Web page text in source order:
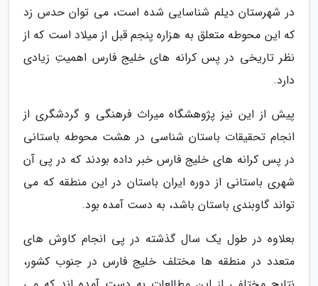
در شهرستان دیلم شناسایی شده است، می توان حدس زد
که این محوطه متعلق به هزاره پنجم قبل از میلاد است که از
نظر تاریخی در پس کرانه های خلیج فارس اهمیتِ زیادی
دارد.
پیش از این نیز پژوهشگاه میراث فرهنگی و گردشگری از
انجام تحقیقات باستان شناسی در هشت محوطه باستانی
در پس کرانه های خلیج فارس خبر داده بودند که در پی آن
شهری باستانی از دوره ایران باستان در این منطقه که می
تواند گاوبندی باستان باشد، به دست آمده بود.
بعلاوه در طول یک سال گذشته در پی انجام کاوش های
متعدد در منطقه ها مختلف خلیج فارس در جنوب کشور،